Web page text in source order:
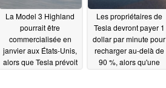
La Model 3 Highland
pourrait être
commercialisée en
janvier aux États-Unis,
alors que Tesla prévoit
Les propriétaires de
Tesla devront payer 1
dollar par minute pour
recharger au-delà de
90 %, alors qu'une